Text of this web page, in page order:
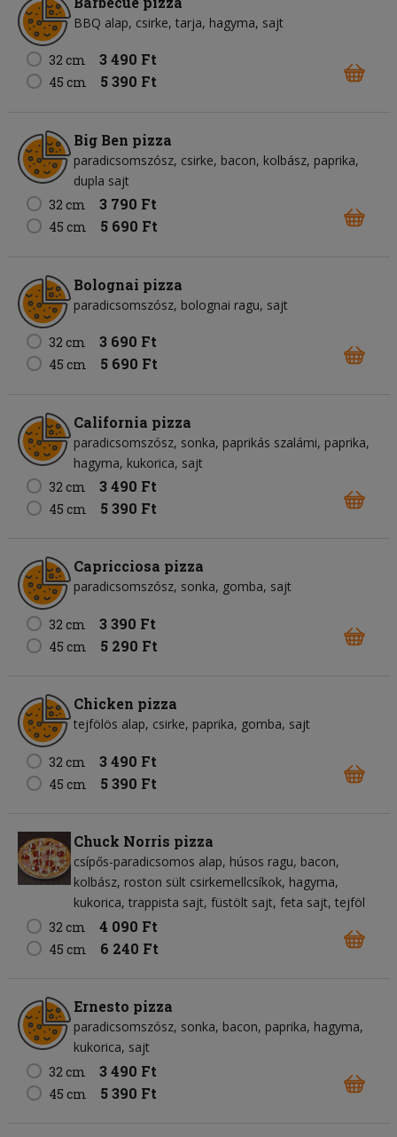
BBQ alap csirke tarja hagyma sajt
32 cm 3 490 Ft
45 cm 5 390 Ft
Big Ben pizza
paradicsomszósz csirke bacon kolbász paprika
dupla sajt
32 cm
3 790 Ft
45 cm 5 690 Ft
Bolognai pizza
paradicsomszósz bolognai ragu sajt
32 cm 3 690 Ft
45 cm 5 690 Ft
California pizza
paradicsomszósz sonka paprikás szalámi paprika
hagyma kukorica sajt
32 cm
3 490 Ft
45 cm 5 390 Ft
Capricciosa pizza
paradicsomszósz sonka gomba sajt
32 cm 3 390 Ft
45 cm 5 290 Ft
Chicken pizza
tejfölös alap csirke paprika gomba sajt
32 cm 3 490 Ft
45 cm 5 390 Ft
Chuck Norris pizza
csípős-paradicsomos alap húsos ragu bacon
kolbász roston sült csirkemellcsíkok hagyma
kukorica trappista sajt füstölt sajt feta sajt tejföl
32 cm
4 090 Ft
45 cm 6 240 Ft
Ernesto pizza
paradicsomszósz sonka bacon paprika hagyma
kukorica sajt
32 cm
3 490 Ft
45 cm 5 390 Ft